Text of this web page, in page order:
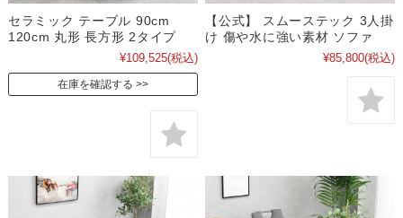
セラミック テーブル 90cm
120cm 丸形 長方形 2タイプ
¥109,525(税込)
在庫を確認する
【公式】 スムーステック 3人掛
け 傷や水に強い素材 ソファ
¥85,800(税込)